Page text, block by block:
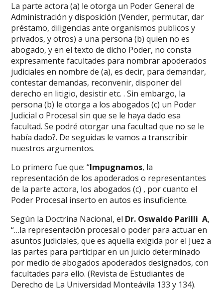
La parte actora (a) le otorga un Poder General de
Administración y disposición (Vender, permutar, dar
préstamo, diligencias ante organismos publicos y
privados, y otros) a una persona (b) quien no es
abogado, y en el texto de dicho Poder, no consta
expresamente facultades para nombrar apoderados
judiciales en nombre de (a), es decir, para demandar,
contestar demandas, reconvenir, disponer del
derecho en litigio, desistir etc. . Sin embargo, la
persona (b) le otorga a los abogados (c) un Poder
Judicial o Procesal sin que se le haya dado esa
facultad. Se podré otorgar una facultad que no se le
había dado?. De seguidas le vamos a transcribir
nuestros argumentos.
Lo primero fue que: “Impugnamos, la
representación de los apoderados o representantes
de la parte actora, los abogados (c) , por cuanto el
Poder Procesal inserto en autos es insuficiente.
Según la Doctrina Nacional, el Dr. Oswaldo Parilli A,
“…la representación procesal o poder para actuar en
asuntos judiciales, que es aquella exigida por el Juez a
las partes para participar en un juicio determinado
por medio de abogados apoderados designados, con
facultades para ello. (Revista de Estudiantes de
Derecho de La Universidad Monteávila 133 y 134).